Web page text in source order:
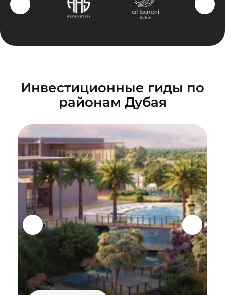
Инвестиционные гиды по
районам Дубая